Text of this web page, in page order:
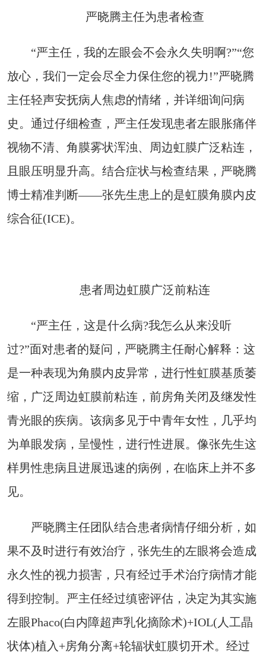
严晓腾主任为患者检查
“严主任，我的左眼会不会永久失明啊?”“您
放心，我们一定会尽全力保住您的视力!”严晓腾
主任轻声安抚病人焦虑的情绪，并详细询问病
史。通过仔细检查，严主任发现患者左眼胀痛伴
视物不清、角膜雾状浑浊、周边虹膜广泛粘连，
且眼压明显升高。结合症状与检查结果，严晓腾
博士精准判断——张先生患上的是虹膜角膜内皮
综合征(ICE)。
患者周边虹膜广泛前粘连
“严主任，这是什么病?我怎么从来没听
过?”面对患者的疑问，严晓腾主任耐心解释：这
是一种表现为角膜内皮异常，进行性虹膜基质萎
缩，广泛周边虹膜前粘连，前房角关闭及继发性
青光眼的疾病。该病多见于中青年女性，几乎均
为单眼发病，呈慢性，进行性进展。像张先生这
样男性患病且进展迅速的病例，在临床上并不多
见。
严晓腾主任团队结合患者病情仔细分析，如
果不及时进行有效治疗，张先生的左眼将会造成
永久性的视力损害，只有经过手术治疗病情才能
得到控制。严主任经过缜密评估，决定为其实施
左眼Phaco(白内障超声乳化摘除术)+IOL(人工晶
状体)植入+房角分离+轮辐状虹膜切开术。经过